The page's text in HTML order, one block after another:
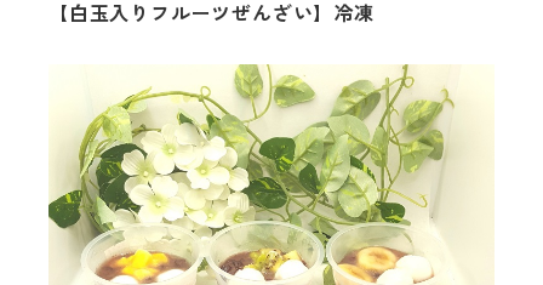
【白玉入りフルーツぜんざい】冷凍